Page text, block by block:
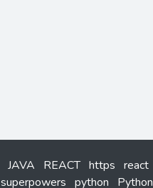
JAVA REACT https react
superpowers python Python